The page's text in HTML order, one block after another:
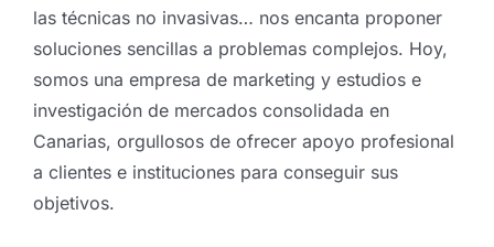
las técnicas no invasivas… nos encanta proponer
soluciones sencillas a problemas complejos. Hoy,
somos una empresa de marketing y estudios e
investigación de mercados consolidada en
Canarias, orgullosos de ofrecer apoyo profesional
a clientes e instituciones para conseguir sus
objetivos.